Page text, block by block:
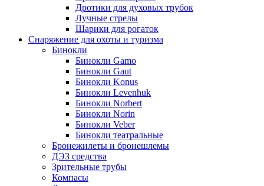
Дротики для духовых трубок
Лучные стрелы
Шарики для рогаток
Снаряжение для охоты и туризма
Бинокли
Бинокли Gamo
Бинокли Gaut
Бинокли Konus
Бинокли Levenhuk
Бинокли Norbert
Бинокли Norin
Бинокли Veber
Бинокли театральные
Бронежилеты и бронешлемы
ДЭЗ средства
Зрительные трубы
Компасы